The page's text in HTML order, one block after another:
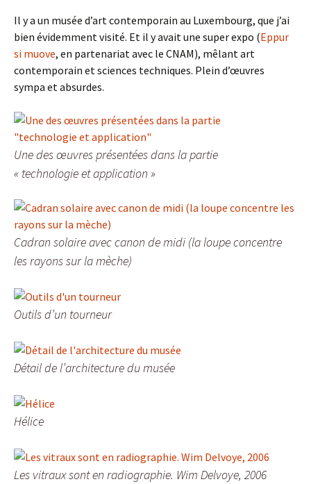
Il y a un musée d’art contemporain au Luxembourg, que j’ai
bien évidemment visité. Et il y avait une super expo (Eppur
si muove, en partenariat avec le CNAM), mêlant art
contemporain et sciences techniques. Plein d’œuvres
sympa et absurdes.
Une des œuvres présentées dans la partie
« technologie et application »
Cadran solaire avec canon de midi (la loupe concentre
les rayons sur la mèche)
Outils d’un tourneur
Détail de l’architecture du musée
Hélice
Les vitraux sont en radiographie. Wim Delvoye, 2006